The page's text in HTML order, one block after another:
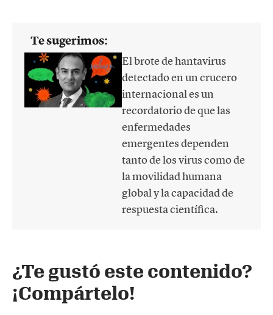
Te sugerimos:
El brote de hantavirus
detectado en un crucero
internacional es un
recordatorio de que las
enfermedades
emergentes dependen
tanto de los virus como de
la movilidad humana
global y la capacidad de
respuesta científica.
¿Te gustó este contenido?
¡Compártelo!